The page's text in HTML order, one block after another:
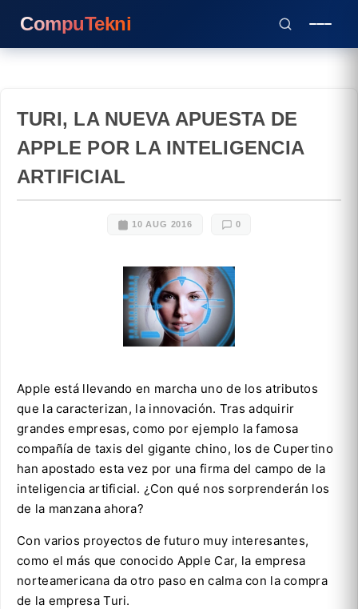
CompuTekni
TURI, LA NUEVA APUESTA DE
APPLE POR LA INTELIGENCIA
ARTIFICIAL
10 AUG 2016 0
Apple está llevando en marcha uno de los atributos
que la caracterizan, la innovación. Tras adquirir
grandes empresas, como por ejemplo la famosa
compañía de taxis del gigante chino, los de Cupertino
han apostado esta vez por una firma del campo de la
inteligencia artificial. ¿Con qué nos sorprenderán los
de la manzana ahora?
Con varios proyectos de futuro muy interesantes,
como el más que conocido Apple Car, la empresa
norteamericana da otro paso en calma con la compra
de la empresa Turi.